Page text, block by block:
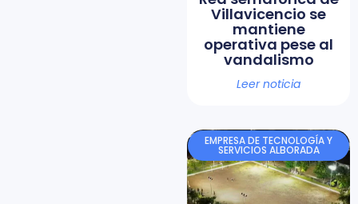
Villavicencio se
mantiene
operativa pese al
vandalismo
Leer noticia
EMPRESA DE TECNOLOGÍA Y
SERVICIOS ALBORADA